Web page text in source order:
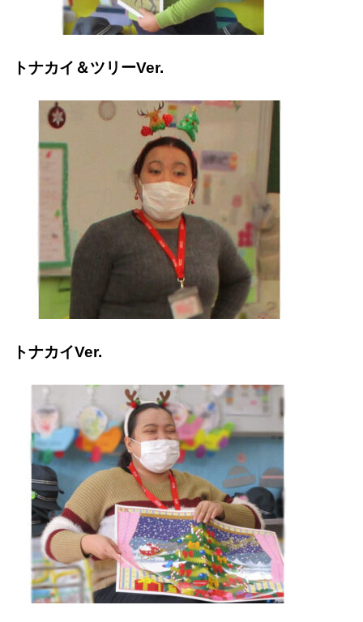
トナカイ＆ツリーVer.
トナカイVer.